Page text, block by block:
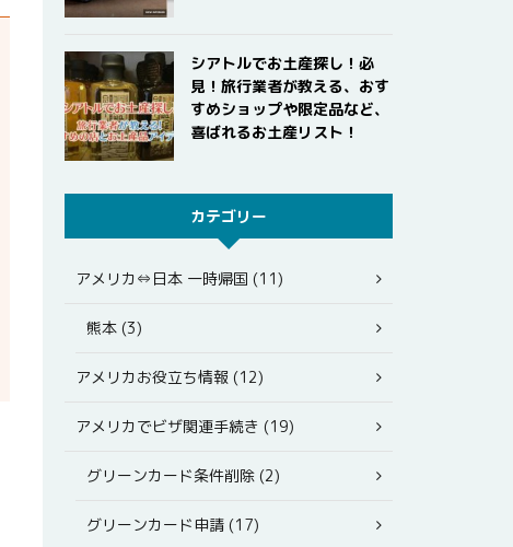
シアトルでお土産探し！必
見！旅行業者が教える、おす
すめショップや限定品など、
喜ばれるお土産リスト！
カテゴリー
アメリカ⇔日本 一時帰国 (11)
熊本 (3)
アメリカお役立ち情報 (12)
アメリカでビザ関連手続き (19)
グリーンカード条件削除 (2)
グリーンカード申請 (17)